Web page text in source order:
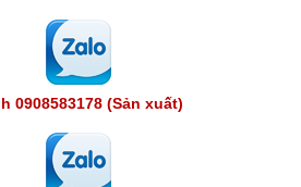
0908583178 (Sản xuất)